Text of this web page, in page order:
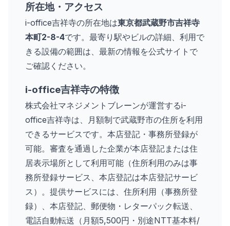
所在地・アクセス
i-office吉祥寺の所在地は東京都武蔵野市吉祥寺
本町2-8-4です。最寄り駅やビルの詳細、利用で
きる設備の範囲は、最新の情報を公式サイトで
ご確認ください。
i-office吉祥寺の特徴
株式会社マネジメントブレーンが運営するi-
office吉祥寺は、月額制で武蔵野市の住所を利用
できるサービスです。本店登記・事務所登録が
可能。審査を通過した企業が本店登記または住
居表示場所として利用可能（住所利用のみは事
務所登録サービス、本店登記は本店登記サービ
ス）。提供サービスには、住所利用（事務所登
録）、本店登記、郵便物・レターパック転送、
電話自動転送（月額5,500円・別途NTT基本料/